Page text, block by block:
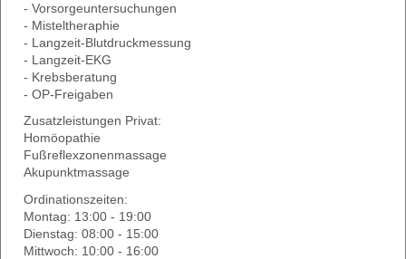
- Vorsorgeuntersuchungen
- Misteltheraphie
- Langzeit-Blutdruckmessung
- Langzeit-EKG
- Krebsberatung
- OP-Freigaben
Zusatzleistungen Privat:
Homöopathie
Fußreflexzonenmassage
Akupunktmassage
Ordinationszeiten:
Montag: 13:00 - 19:00
Dienstag: 08:00 - 15:00
Mittwoch: 10:00 - 16:00